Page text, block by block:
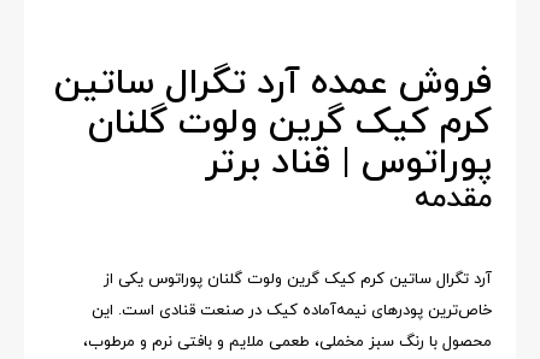
فروش عمده آرد تگرال ساتین
کرم کیک گرین ولوت گلنان
پوراتوس | قناد برتر
مقدمه
آرد تگرال ساتین کرم کیک گرین ولوت گلنان پوراتوس یکی از
خاص‌ترین پودرهای نیمه‌آماده کیک در صنعت قنادی است. این
محصول با رنگ سبز مخملی، طعمی ملایم و بافتی نرم و مرطوب،